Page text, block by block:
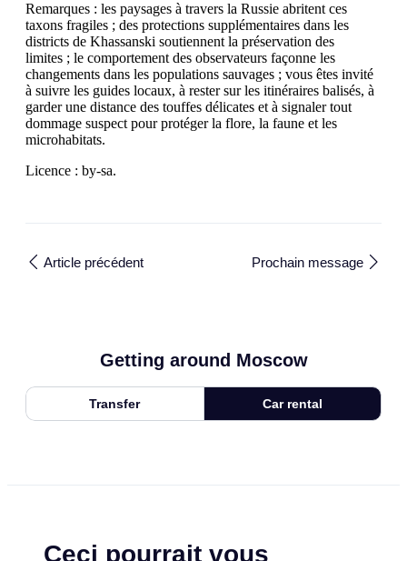
Remarques : les paysages à travers la Russie abritent ces
taxons fragiles ; des protections supplémentaires dans les
districts de Khassanski soutiennent la préservation des
limites ; le comportement des observateurs façonne les
changements dans les populations sauvages ; vous êtes invité
à suivre les guides locaux, à rester sur les itinéraires balisés, à
garder une distance des touffes délicates et à signaler tout
dommage suspect pour protéger la flore, la faune et les
microhabitats.
Licence : by-sa.
Article précédent Prochain message
Getting around Moscow
Transfer Car rental
Ceci pourrait vous